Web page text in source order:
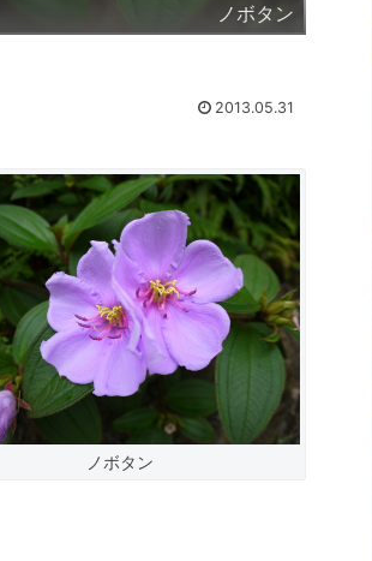
ノボタン
2013.05.31
ノボタン